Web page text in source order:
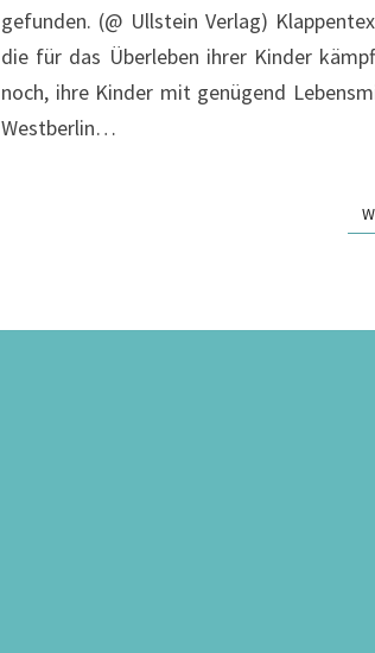
gefunden. (@ Ullstein Verlag)
die für das Überleben ihrer Kinder
noch, ihre Kinder mit genügend
Westberlin…